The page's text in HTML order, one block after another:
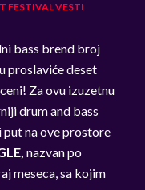
FESTIVALVESTI
bass brend broj
proslaviće deset
Za ovu izuzetnu
drum and bass
na ove prostore
nazvan po
meseca, sa kojim